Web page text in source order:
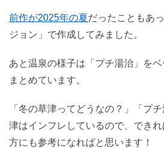
前作が2025年の夏だったこともあ
ジョン」で作成してみました。
あと温泉の様子は「プチ湯治」を
まとめています。
「冬の草津ってどうなの？」「プ
津はインフレしているので、でき
方にも参考になればと思います！